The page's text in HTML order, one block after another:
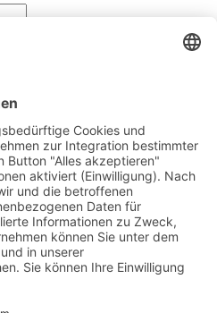
laden!Wir verwenden
Informationen zu
kann Daten zu Ihren
lesen Sie die Details durch
des Service zu , um